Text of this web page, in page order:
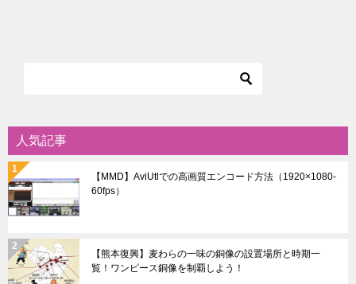
人気記事
【MMD】AviUtlでの高画質エンコード方法（1920×1080-
60fps）
【熊本復興】麦わらの一味の銅像の設置場所と時期一
覧！ワンピース銅像を制覇しよう！